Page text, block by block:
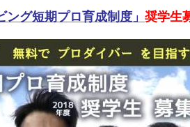
ング短期プロ育成制度」 奨学生